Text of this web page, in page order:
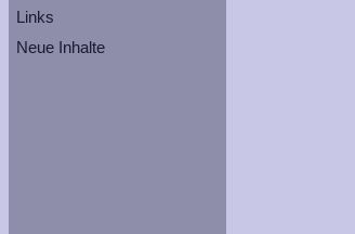
Links
Neue Inhalte